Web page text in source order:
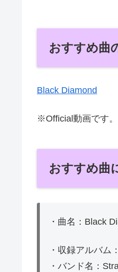
おすすめ曲
Black Diamond
※Official動画です。
おすすめ曲
・曲名：Black
・収録アルバ
・バンド名：